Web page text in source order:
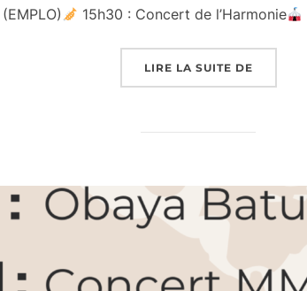
(EMPLO)
15h30 : Concert de l’Harmonie
LIRE LA SUITE DE«